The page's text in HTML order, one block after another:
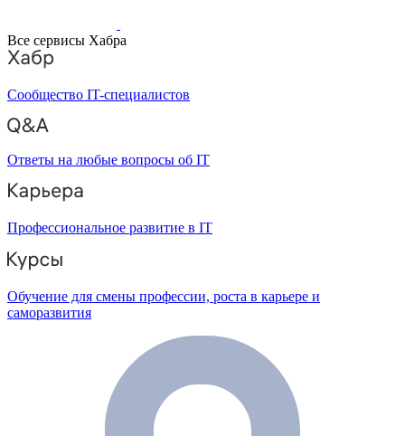
Все сервисы Хабра
Сообщество IT-специалистов
Ответы на любые вопросы об IT
Профессиональное развитие в IT
Обучение для смены профессии, роста в карьере и
саморазвития